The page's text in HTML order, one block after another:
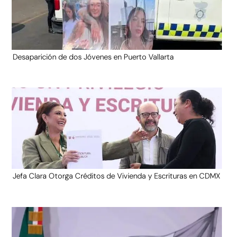
Desaparición de dos Jóvenes en Puerto Vallarta
Jefa Clara Otorga Créditos de Vivienda y Escrituras en CDMX